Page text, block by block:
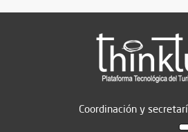
Coordinación y